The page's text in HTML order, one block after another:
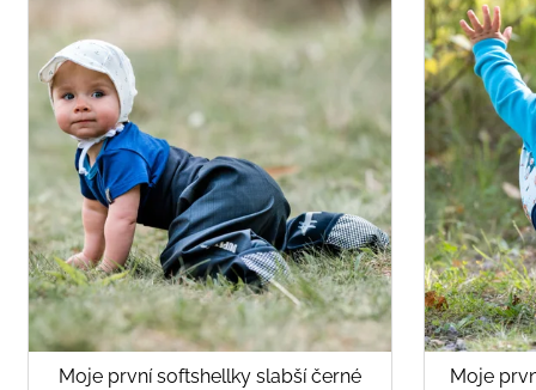
s
p
o
d
u
k
t
ů
Moje první softshellky slabší černé Moje